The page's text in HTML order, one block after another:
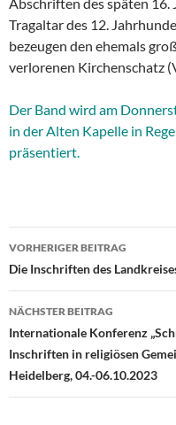
Abschriften des späten
Tragaltar des 12.
bezeugen den ehemals
verlorenen Kirchenschatz
Der Band wird am
in der Alten Kapelle in
präsentiert.
VORHERIGER BEITRAG
Die Inschriften des
NÄCHSTER BEITRAG
Internationale Konferenz
Inschriften in religiösen
Heidelberg, 04.-06.10.2023